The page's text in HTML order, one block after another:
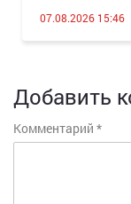
07.08.2026 15:46
Добавить
Комментарий *